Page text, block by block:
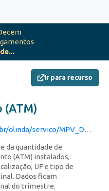
Ir para recurso
versao/v1/aplicacao#!/recursos/ESTATATMDA
da quantidade de
(ATM) instalados,
UF e tipo de
Dados ficam
do trimestre.